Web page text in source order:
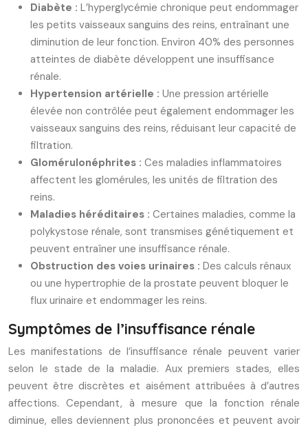
Diabète : L’hyperglycémie chronique peut endommager
les petits vaisseaux sanguins des reins, entraînant une
diminution de leur fonction. Environ 40% des personnes
atteintes de diabète développent une insuffisance
rénale.
Hypertension artérielle : Une pression artérielle
élevée non contrôlée peut également endommager les
vaisseaux sanguins des reins, réduisant leur capacité de
filtration.
Glomérulonéphrites : Ces maladies inflammatoires
affectent les glomérules, les unités de filtration des
reins.
Maladies héréditaires : Certaines maladies, comme la
polykystose rénale, sont transmises génétiquement et
peuvent entraîner une insuffisance rénale.
Obstruction des voies urinaires : Des calculs rénaux
ou une hypertrophie de la prostate peuvent bloquer le
flux urinaire et endommager les reins.
Symptômes de l’insuffisance rénale
Les manifestations de l’insuffisance rénale peuvent varier
selon le stade de la maladie. Aux premiers stades, elles
peuvent être discrètes et aisément attribuées à d’autres
affections. Cependant, à mesure que la fonction rénale
diminue, elles deviennent plus prononcées et peuvent avoir